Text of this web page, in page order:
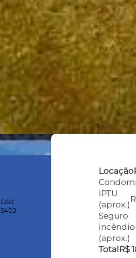
Locação
IPTU
(aprox.)
Seguro
incêndio
(aprox.)
Total R$
Cód:
5402